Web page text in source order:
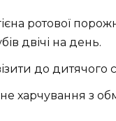
ротової
двічі на день.
до дитячого
харчування з